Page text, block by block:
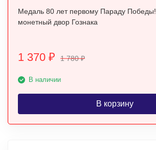
Медаль 80 лет первому Параду Победы! 2025 /
монетный двор Гознака
1 370 ₽ 1 780₽
В наличии
В корзину